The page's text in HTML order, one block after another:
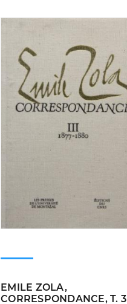
EMILE ZOLA,
CORRESPONDANCE, T.